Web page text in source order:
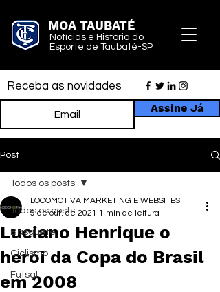
MOA TAUBATÉ
Notícias e História do
Esporte de Taubaté-SP
Receba as novidades
Assine Já
Post
Todos os posts
Basquete
Ciclismo
Futsal
Todos os posts
Luciano Henrique o
herói da Copa do Brasil
em 2008
LOCOMOTIVA MARKETING E WEBSITES
9 de out. de 2021 1 min de leitura